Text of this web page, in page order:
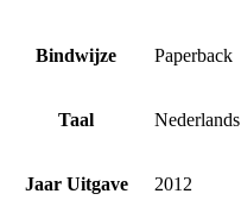
Bindwijze Paperback
Taal Nederlands
Jaar Uitgave 2012